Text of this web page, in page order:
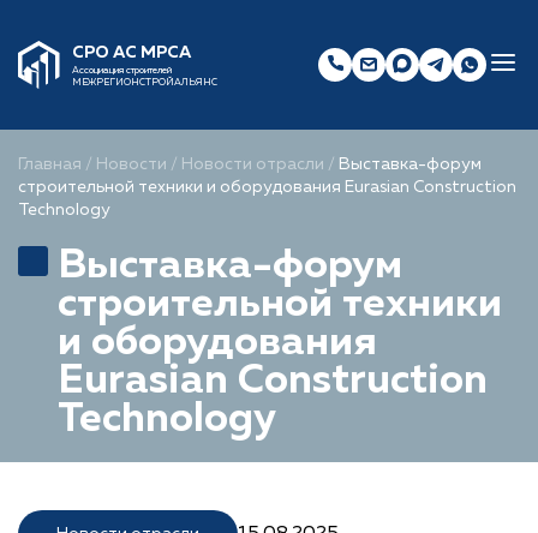
СРО АС МРСА
Ассоциация строителей
МЕЖРЕГИОНСТРОЙАЛЬЯНС
Главная / Новости / Новости отрасли / Выставка-форум
строительной техники и оборудования Eurasian Construction
Technology
Выставка-форум
строительной техники
и оборудования
Eurasian Construction
Technology